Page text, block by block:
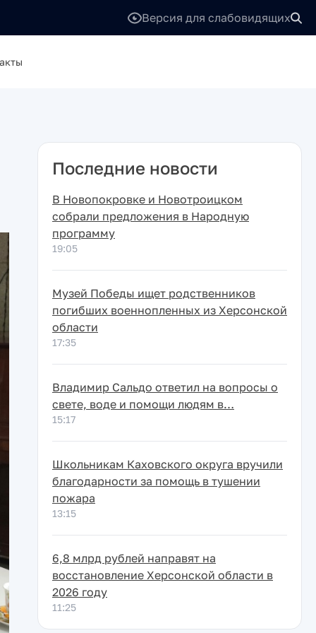
Версия для слабовидящих
Последние новости
В Новопокровке и Новотроицком
собрали предложения в Народную
программу
19:05
Музей Победы ищет родственников
погибших военнопленных из Херсонской
области
17:35
Владимир Сальдо ответил на вопросы о
свете, воде и помощи людям в…
15:17
Школьникам Каховского округа вручили
благодарности за помощь в тушении
пожара
13:15
6,8 млрд рублей направят на
восстановление Херсонской области в
2026 году
11:25